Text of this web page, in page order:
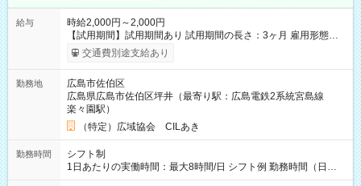
給与
時給2,000円～2,000円
【試用期間】試用期間あり 試用期間の長さ：3ヶ月 雇用形態、
給与は本採用時と同じです。
交通費別途支給あり
勤務地
広島市佐伯区
広島県広島市佐伯区坪井（最寄り駅：広島電鉄2系統宮島線
楽々園駅）
（特定）広域協会 CILあき
勤務時間
シフト制
1日あたりの実働時間：最大8時間/日 シフト例 勤務時間（日
勤）・8時～18時 （実働時間8時間 待機休憩2時間）（日勤1回